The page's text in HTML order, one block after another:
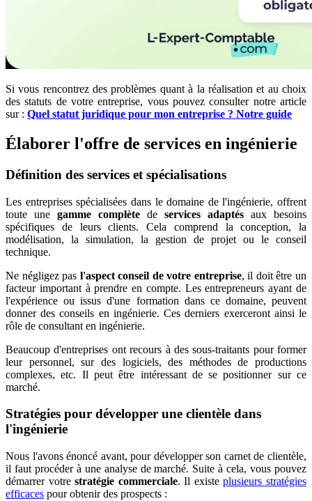
Si vous rencontrez des problèmes quant à la réalisation et au choix
des statuts de votre entreprise, vous pouvez consulter notre article
sur : Quel statut juridique pour mon entreprise ? Notre guide
Élaborer l'offre de services en ingénierie
Définition des services et spécialisations
Les entreprises spécialisées dans le domaine de l'ingénierie, offrent
toute une gamme complète de services adaptés aux besoins
spécifiques de leurs clients. Cela comprend la conception, la
modélisation, la simulation, la gestion de projet ou le conseil
technique.
Ne négligez pas l'aspect conseil de votre entreprise, il doit être un
facteur important à prendre en compte. Les entrepreneurs ayant de
l'expérience ou issus d'une formation dans ce domaine, peuvent
donner des conseils en ingénierie. Ces derniers exerceront ainsi le
rôle de consultant en ingénierie.
Beaucoup d'entreprises ont recours à des sous-traitants pour former
leur personnel, sur des logiciels, des méthodes de productions
complexes, etc. Il peut être intéressant de se positionner sur ce
marché.
Stratégies pour développer une clientèle dans
l'ingénierie
Nous l'avons énoncé avant, pour développer son carnet de clientèle,
il faut procéder à une analyse de marché. Suite à cela, vous pouvez
démarrer votrestratégie commerciale. Il existe plusieurs stratégies
efficaces pour obtenir des prospects :